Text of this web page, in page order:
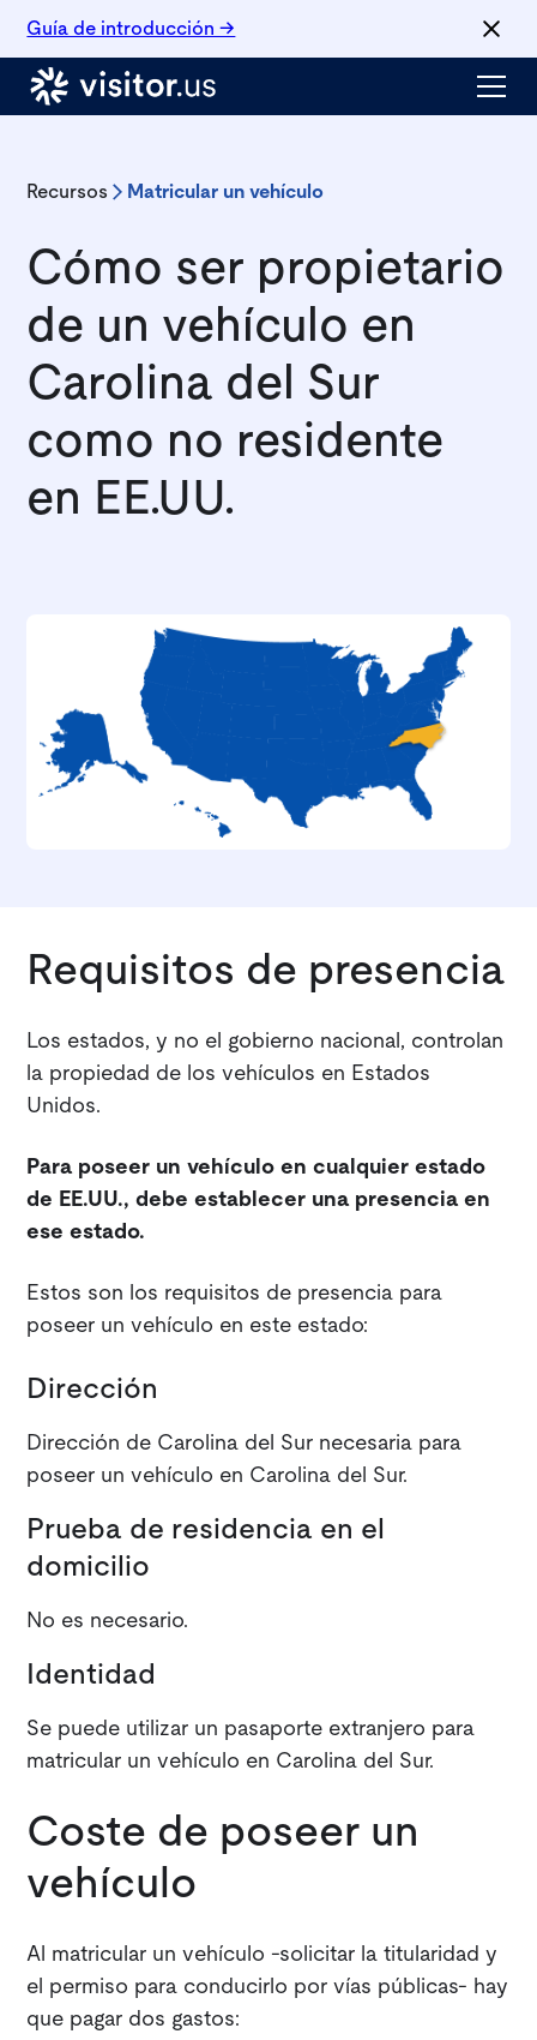
Guía de introducción →
Recursos Matricular un vehículo
Cómo ser propietario
de un vehículo en
Carolina del Sur
como no residente
en EE.UU.
Requisitos de presencia
Los estados, y no el gobierno nacional, controlan
la propiedad de los vehículos en Estados
Unidos.
Para poseer un vehículo en cualquier estado
de EE.UU., debe establecer una presencia en
ese estado.
Estos son los requisitos de presencia para
poseer un vehículo en este estado:
Dirección
Dirección de Carolina del Sur necesaria para
poseer un vehículo en Carolina del Sur.
Prueba de residencia en el
domicilio
No es necesario.
Identidad
Se puede utilizar un pasaporte extranjero para
matricular un vehículo en Carolina del Sur.
Coste de poseer un
vehículo
Al matricular un vehículo -solicitar la titularidad y
el permiso para conducirlo por vías públicas- hay
que pagar dos gastos: